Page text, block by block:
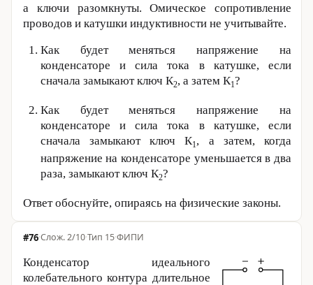
а ключи разомкнуты. Омическое сопротивление
проводов и катушки индуктивности не учитывайте.
Как будет меняться напряжение на
конденсаторе и сила тока в катушке, если
сначала замыкают ключ К2, а затем К1?
Как будет меняться напряжение на
конденсаторе и сила тока в катушке, если
сначала замыкают ключ К1, а затем, когда
напряжение на конденсаторе уменьшается в два
раза, замыкают ключ К2?
Ответ обоснуйте, опираясь на физические законы.
#76· 2/10·Тип 15·ФИПИ
Конденсатор идеального
колебательного контура длительное